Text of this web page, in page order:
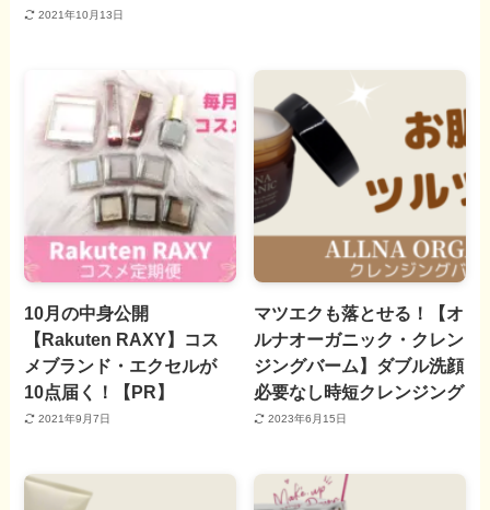
2021年10月13日
10月の中身公開
【Rakuten RAXY】コス
メブランド・エクセルが
10点届く！【PR】
2021年9月7日
マツエクも落とせる！【オ
ルナオーガニック・クレン
ジングバーム】ダブル洗顔
必要なし時短クレンジング
2023年6月15日